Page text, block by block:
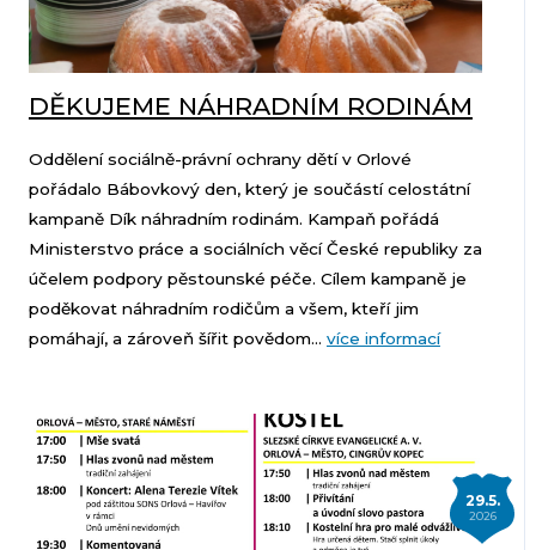
DĚKUJEME NÁHRADNÍM RODINÁM
Oddělení sociálně-právní ochrany dětí v Orlové
pořádalo Bábovkový den, který je součástí celostátní
kampaně Dík náhradním rodinám. Kampaň pořádá
Ministerstvo práce a sociálních věcí České republiky za
účelem podpory pěstounské péče. Cílem kampaně je
poděkovat náhradním rodičům a všem, kteří jim
pomáhají, a zároveň šířit povědom... více informací
29.5.
2026